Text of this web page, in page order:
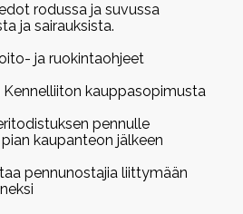
rodussa ja suvussa
ja sairauksista.
ja ruokintaohjeet
kauppasopimusta
pennulle
kaupanteon jälkeen
pennunostajia liittymään